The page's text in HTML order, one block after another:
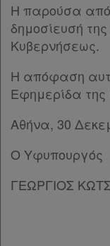
Η παρούσα
δημοσίευσή
Κυβερνήσεως.
Η απόφαση
Εφημερίδα
Αθήνα, 30
Ο Υφυπουργός
ΓΕΩΡΓΙΟΣ